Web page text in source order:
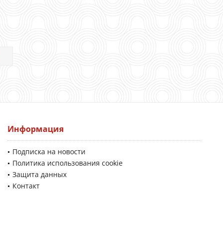
Информация
Подписка на новости
Политика использования cookie
Защита данных
Контакт